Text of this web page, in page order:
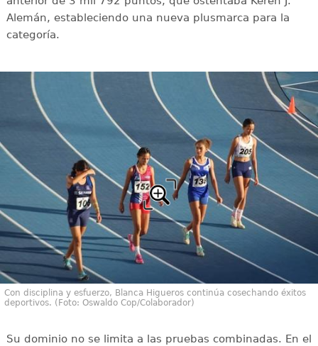
Alemán, estableciendo una nueva plusmarca para la
categoría.
Con disciplina y esfuerzo, Blanca Higueros continúa cosechando éxitos
deportivos. (Foto: Oswaldo Cop/Colaborador)
Su dominio no se limita a las pruebas combinadas. En el